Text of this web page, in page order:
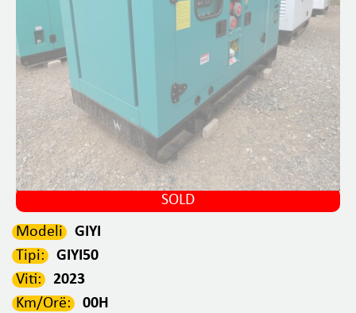
SOLD
Modeli
GIYI
Tipi:
GIYI50
Viti:
2023
Km/Orë:
00H